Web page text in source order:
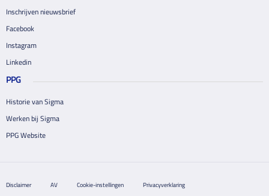
Inschrijven nieuwsbrief
Facebook
Instagram
Linkedin
PPG
Historie van Sigma
Werken bij Sigma
PPG Website
Disclaimer AV Cookie-instellingen Privacyverklaring